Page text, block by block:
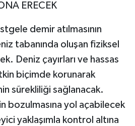
ERECEK
demir atılmasının
tabanında oluşan fiziksel
Deniz çayırları ve hassas
biçimde korunarak
sürekliliği sağlanacak.
bozulmasına yol açabilecek
yaklaşımla kontrol altına